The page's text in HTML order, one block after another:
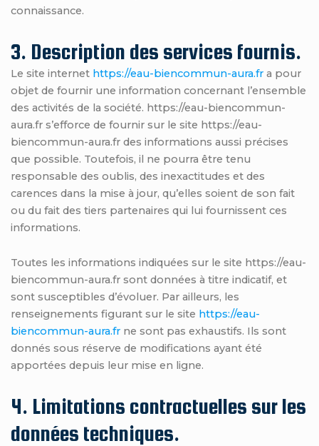
connaissance.
3. Description des services fournis.
Le site internet https://eau-biencommun-aura.fr a pour
objet de fournir une information concernant l’ensemble
des activités de la société. https://eau-biencommun-
aura.fr s’efforce de fournir sur le site https://eau-
biencommun-aura.fr des informations aussi précises
que possible. Toutefois, il ne pourra être tenu
responsable des oublis, des inexactitudes et des
carences dans la mise à jour, qu’elles soient de son fait
ou du fait des tiers partenaires qui lui fournissent ces
informations.
Toutes les informations indiquées sur le site https://eau-
biencommun-aura.fr sont données à titre indicatif, et
sont susceptibles d’évoluer. Par ailleurs, les
renseignements figurant sur le site https://eau-
biencommun-aura.fr ne sont pas exhaustifs. Ils sont
donnés sous réserve de modifications ayant été
apportées depuis leur mise en ligne.
4. Limitations contractuelles sur les
données techniques.